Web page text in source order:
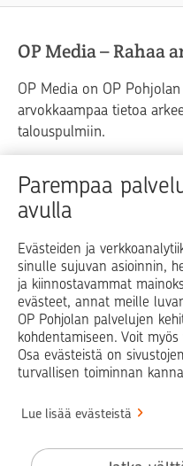
Parempaa
avulla
Evästeiden ja
sinulle sujuvan asioinnin,
ja kiinnostavammat
evästeet, annat meille
OP Pohjolan palvelujen
kohdentamiseen. Voit
Osa evästeistä on
turvallisen toiminnan
Lue lisää evästeistä
OP Media – Rahaa
OP Media on OP
arvokkaampaa tietoa
talouspulmiin.
Raha
Blogit ja puheenvuorot
Op.fi OP Koti
Facebook
X LinkedIn
Käyttöehdot